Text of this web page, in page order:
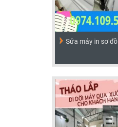
Sửa máy in sơ đồ